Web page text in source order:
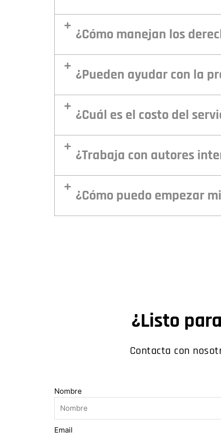
¿Cómo manejan los
¿Pueden ayudar con la
¿Cuál es el costo del
¿Trabaja con autores
¿Cómo puedo empezar
¿Listo
Contacta con
Nombre
Email